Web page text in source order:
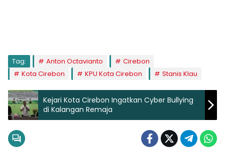
Tag: Anton Octavianto
Cirebon
Kota Cirebon
KPU Kota Cirebon Stanis Klau
Kejari Kota Cirebon Ingatkan Cyber Bullying
di Kalangan Remaja